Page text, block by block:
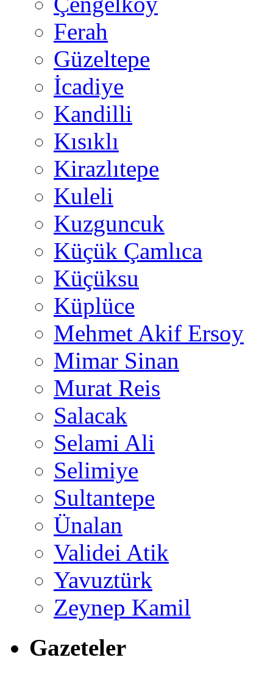
Ferah
Güzeltepe
İcadiye
Kandilli
Kısıklı
Kirazlıtepe
Kuleli
Kuzguncuk
Küçük Çamlıca
Küçüksu
Küplüce
Mehmet Akif Ersoy
Mimar Sinan
Murat Reis
Salacak
Selami Ali
Selimiye
Sultantepe
Ünalan
Validei Atik
Yavuztürk
Zeynep Kamil
Gazeteler